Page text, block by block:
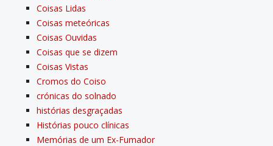
Coisas Lidas
Coisas meteóricas
Coisas Ouvidas
Coisas que se dizem
Coisas Vistas
Cromos do Coiso
crónicas do solnado
histórias desgraçadas
Histórias pouco clí­nicas
Memórias de um Ex-Fumador